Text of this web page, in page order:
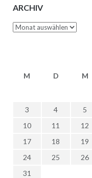
ARCHIV
Archiv
M
D M
3
4 5
10
11 12
17
18 19
24
25 26
31